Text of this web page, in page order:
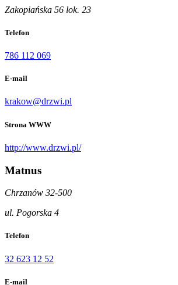
Zakopiańska 56 lok. 23
Telefon
786 112 069
E-mail
krakow@drzwi.pl
Strona WWW
http://www.drzwi.pl/
Matnus
Chrzanów 32-500
ul. Pogorska 4
Telefon
32 623 12 52
E-mail